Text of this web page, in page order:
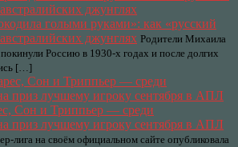
голыми руками»: как «русский
джунглях Родители Михаила
Россию в 1930-х годах и после долгих
[…]
Сон и Триппьер — среди
приз лучшему игроку сентября в АПЛ
лига на своём официальном сайте опубликовала